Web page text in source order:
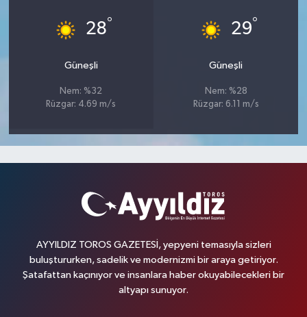
28°
Güneşli
Nem: %32
Rüzgar: 4.69 m/s
29°
Güneşli
Nem: %28
Rüzgar: 6.11 m/s
AYYILDIZ TOROS GAZETESİ, yepyeni temasıyla sizleri
buluştururken, sadelik ve modernizmi bir araya getiriyor.
Şatafattan kaçınıyor ve insanlara haber okuyabilecekleri bir
altyapı sunuyor.